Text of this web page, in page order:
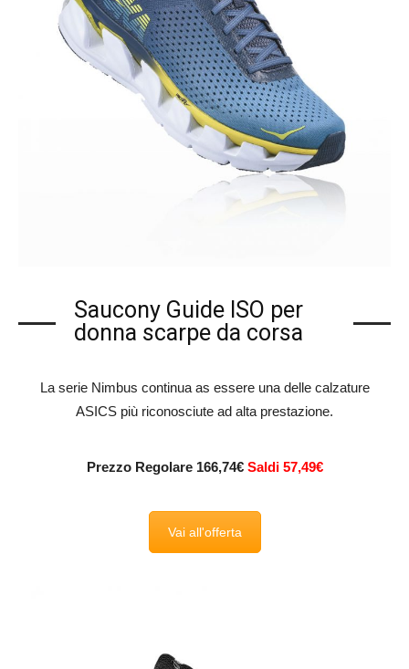
Saucony Guide ISO per
donna scarpe da corsa
La serie Nimbus continua as essere una delle calzature
ASICS più riconosciute ad alta prestazione.
Prezzo Regolare 166,74€ Saldi 57,49€
Vai all'offerta